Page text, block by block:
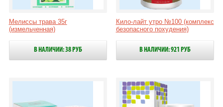
Мелиссы трава 35г
(измельченная)
В НАЛИЧИИ: 38 РУБ
Кило-лайт утро №100 (комплекс
безопасного похудения)
В НАЛИЧИИ: 921 РУБ